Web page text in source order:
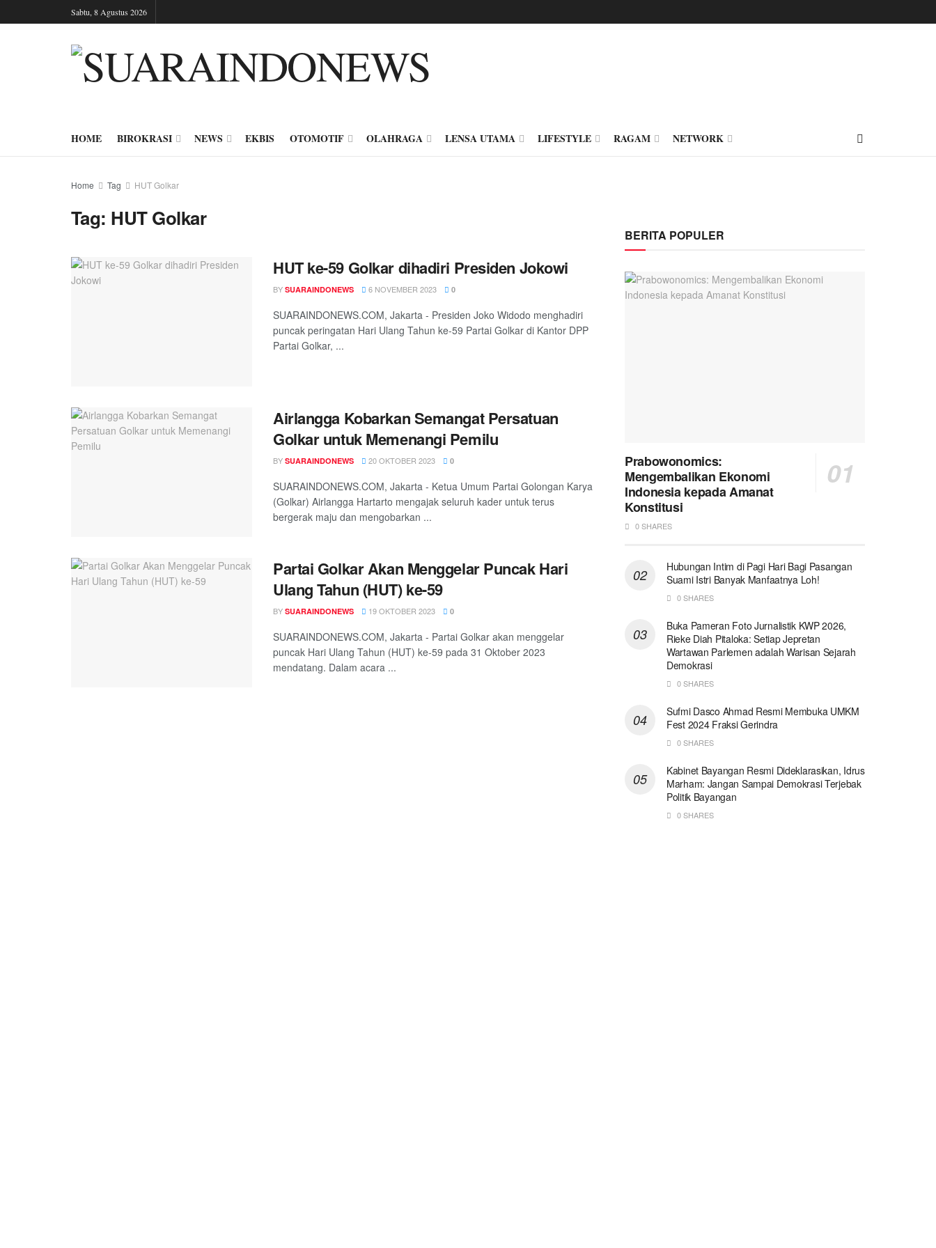
Sabtu, 8 Agustus 2026
HOME BIROKRASI NEWS EKBIS OTOMOTIF OLAHRAGA LENSA UTAMA LIFESTYLE RAGAM NETWORK
Home Tag HUT Golkar
Tag: HUT Golkar
HUT ke-59 Golkar dihadiri Presiden Jokowi
BY SUARAINDONEWS 6 NOVEMBER 2023 0
SUARAINDONEWS.COM, Jakarta - Presiden Joko Widodo menghadiri
puncak peringatan Hari Ulang Tahun ke-59 Partai Golkar di Kantor DPP
Partai Golkar, ...
Airlangga Kobarkan Semangat Persatuan
Golkar untuk Memenangi Pemilu
BY SUARAINDONEWS 20 OKTOBER 2023 0
SUARAINDONEWS.COM, Jakarta - Ketua Umum Partai Golongan Karya
(Golkar) Airlangga Hartarto mengajak seluruh kader untuk terus
bergerak maju dan mengobarkan ...
Partai Golkar Akan Menggelar Puncak Hari
Ulang Tahun (HUT) ke-59
BY SUARAINDONEWS 19 OKTOBER 2023 0
SUARAINDONEWS.COM, Jakarta - Partai Golkar akan menggelar
puncak Hari Ulang Tahun (HUT) ke-59 pada 31 Oktober 2023
mendatang. Dalam acara ...
BERITA POPULER
Prabowonomics:
Mengembalikan Ekonomi
Indonesia kepada Amanat
Konstitusi
0 SHARES
Hubungan Intim di Pagi Hari Bagi Pasangan
Suami Istri Banyak Manfaatnya Loh!
0 SHARES
Buka Pameran Foto Jurnalistik KWP 2026,
Rieke Diah Pitaloka: Setiap Jepretan
Wartawan Parlemen adalah Warisan Sejarah
Demokrasi
0 SHARES
Sufmi Dasco Ahmad Resmi Membuka UMKM
Fest 2024 Fraksi Gerindra
0 SHARES
Kabinet Bayangan Resmi Dideklarasikan, Idrus
Marham: Jangan Sampai Demokrasi Terjebak
Politik Bayangan
0 SHARES